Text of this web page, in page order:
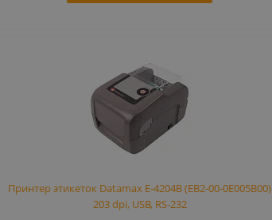
Принтер этикеток Datamax E-4204B (EB2-00-0E005B00)
203 dpi, USB, RS-232